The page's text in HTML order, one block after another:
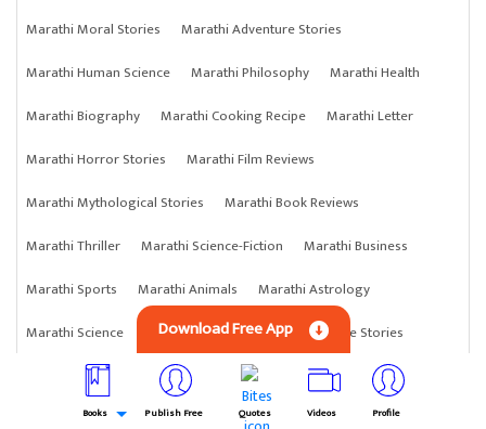
Marathi Moral Stories
Marathi Adventure Stories
Marathi Human Science
Marathi Philosophy
Marathi Health
Marathi Biography
Marathi Cooking Recipe
Marathi Letter
Marathi Horror Stories
Marathi Film Reviews
Marathi Mythological Stories
Marathi Book Reviews
Marathi Thriller
Marathi Science-Fiction
Marathi Business
Marathi Sports
Marathi Animals
Marathi Astrology
Marathi Science
Marathi Anything Marathi Crime Stories
Download Free App
Books Publish Free Quotes Videos Profile